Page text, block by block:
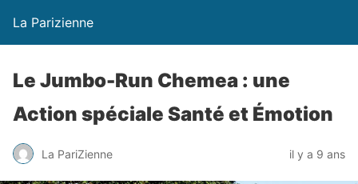
La Parizienne
Le Jumbo-Run Chemea : une
Action spéciale Santé et Émotion
La PariZienne il y a 9 ans